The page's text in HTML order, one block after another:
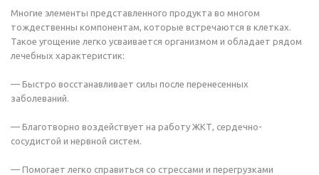
Многие элементы представленного продукта во многом
тождественны компонентам, которые встречаются в клетках.
Такое угощение легко усваивается организмом и обладает рядом
лечебных характеристик:
— Быстро восстанавливает силы после перенесенных
заболеваний.
— Благотворно воздействует на работу ЖКТ, сердечно-
сосудистой и нервной систем.
— Помогает легко справиться со стрессами и перегрузками